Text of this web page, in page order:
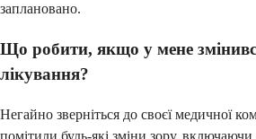
заплановано.
Що робити, якщо у мене
лікування?
Негайно зверніться до своєї медичної
помітили будь-які зміни зору, включаючи